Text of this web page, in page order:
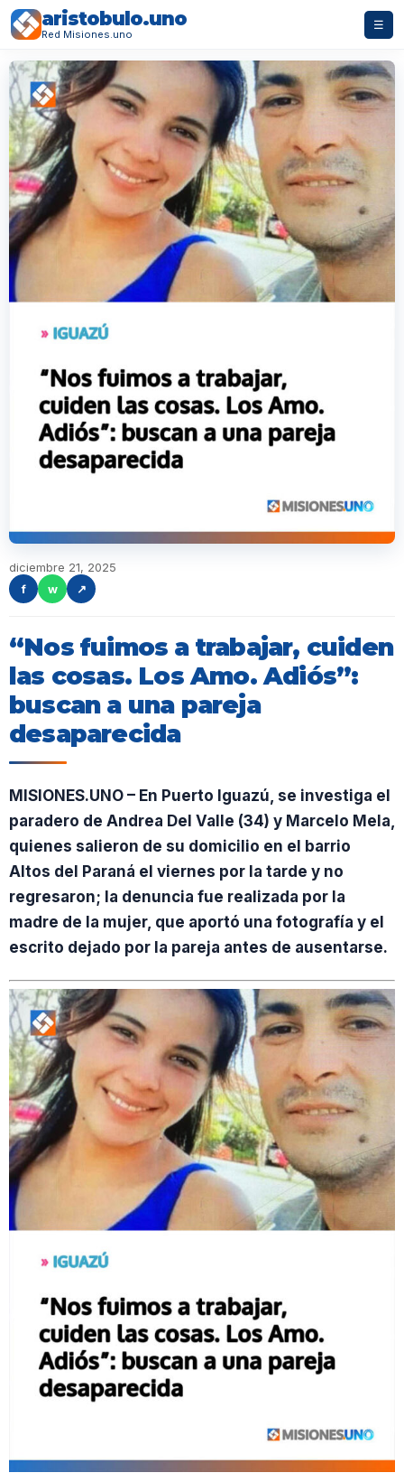
aristobulo.uno
Red Misiones.uno
☰
diciembre 21, 2025
f
w ↗
“Nos fuimos a trabajar, cuiden
las cosas. Los Amo. Adiós”:
buscan a una pareja
desaparecida
MISIONES.UNO – En Puerto Iguazú, se investiga el
paradero de Andrea Del Valle (34) y Marcelo Mela,
quienes salieron de su domicilio en el barrio
Altos del Paraná el viernes por la tarde y no
regresaron; la denuncia fue realizada por la
madre de la mujer, que aportó una fotografía y el
escrito dejado por la pareja antes de ausentarse.